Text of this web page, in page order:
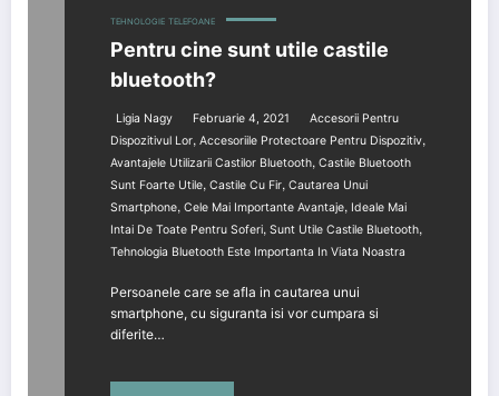
TEHNOLOGIE TELEFOANE
Pentru cine sunt utile castile
bluetooth?
Ligia Nagy Februarie 4, 2021
Accesorii Pentru
Dispozitivul Lor, Accesoriile Protectoare Pentru Dispozitiv,
Avantajele Utilizarii Castilor Bluetooth, Castile Bluetooth
Sunt Foarte Utile, Castile Cu Fir, Cautarea Unui
Smartphone, Cele Mai Importante Avantaje, Ideale Mai
Intai De Toate Pentru Soferi, Sunt Utile Castile Bluetooth,
Tehnologia Bluetooth Este Importanta In Viata Noastra
Persoanele care se afla in cautarea unui
smartphone, cu siguranta isi vor cumpara si
diferite…